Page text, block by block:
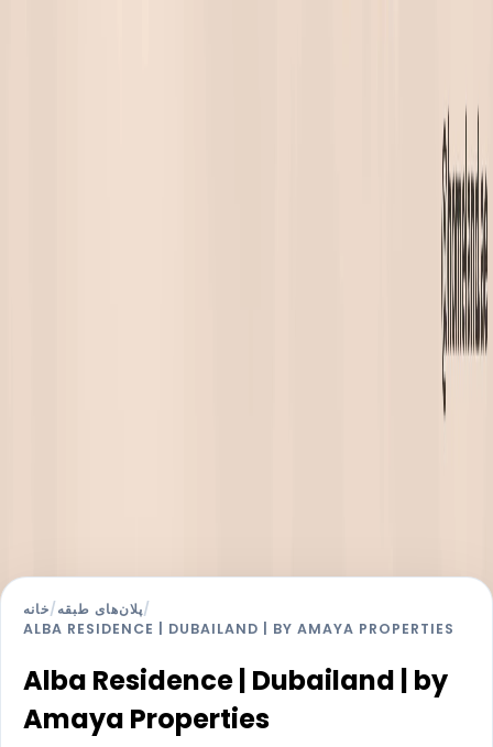
خانه/پلان‌های طبقه/
ALBA RESIDENCE | DUBAILAND | BY AMAYA PROPERTIES
Alba Residence | Dubailand | by
Amaya Properties